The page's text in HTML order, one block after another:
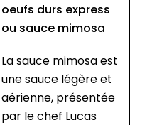
moutarde
légumes macérés
dans une préparation
à base d’eau salée ou
de vinaigre. Le